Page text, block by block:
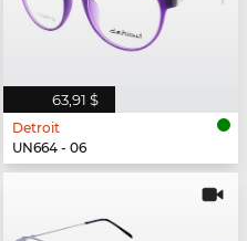
63,91 $
Detroit
UN664 - 06